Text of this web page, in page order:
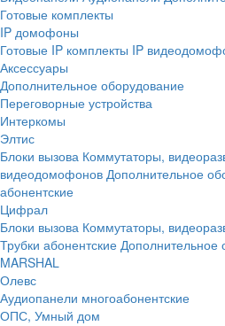
Готовые комплекты
IP домофоны
Готовые IP комплекты IP
Аксессуары
Дополнительное оборудование
Переговорные устройства
Интеркомы
Элтис
Блоки вызова Коммутаторы,
видеодомофонов Дополнительное
абонентские
Цифрал
Блоки вызова Коммутаторы,
Трубки абонентские Дополнительное
MARSHAL
Олевс
Аудиопанели многоабонентские
ОПС, Умный дом